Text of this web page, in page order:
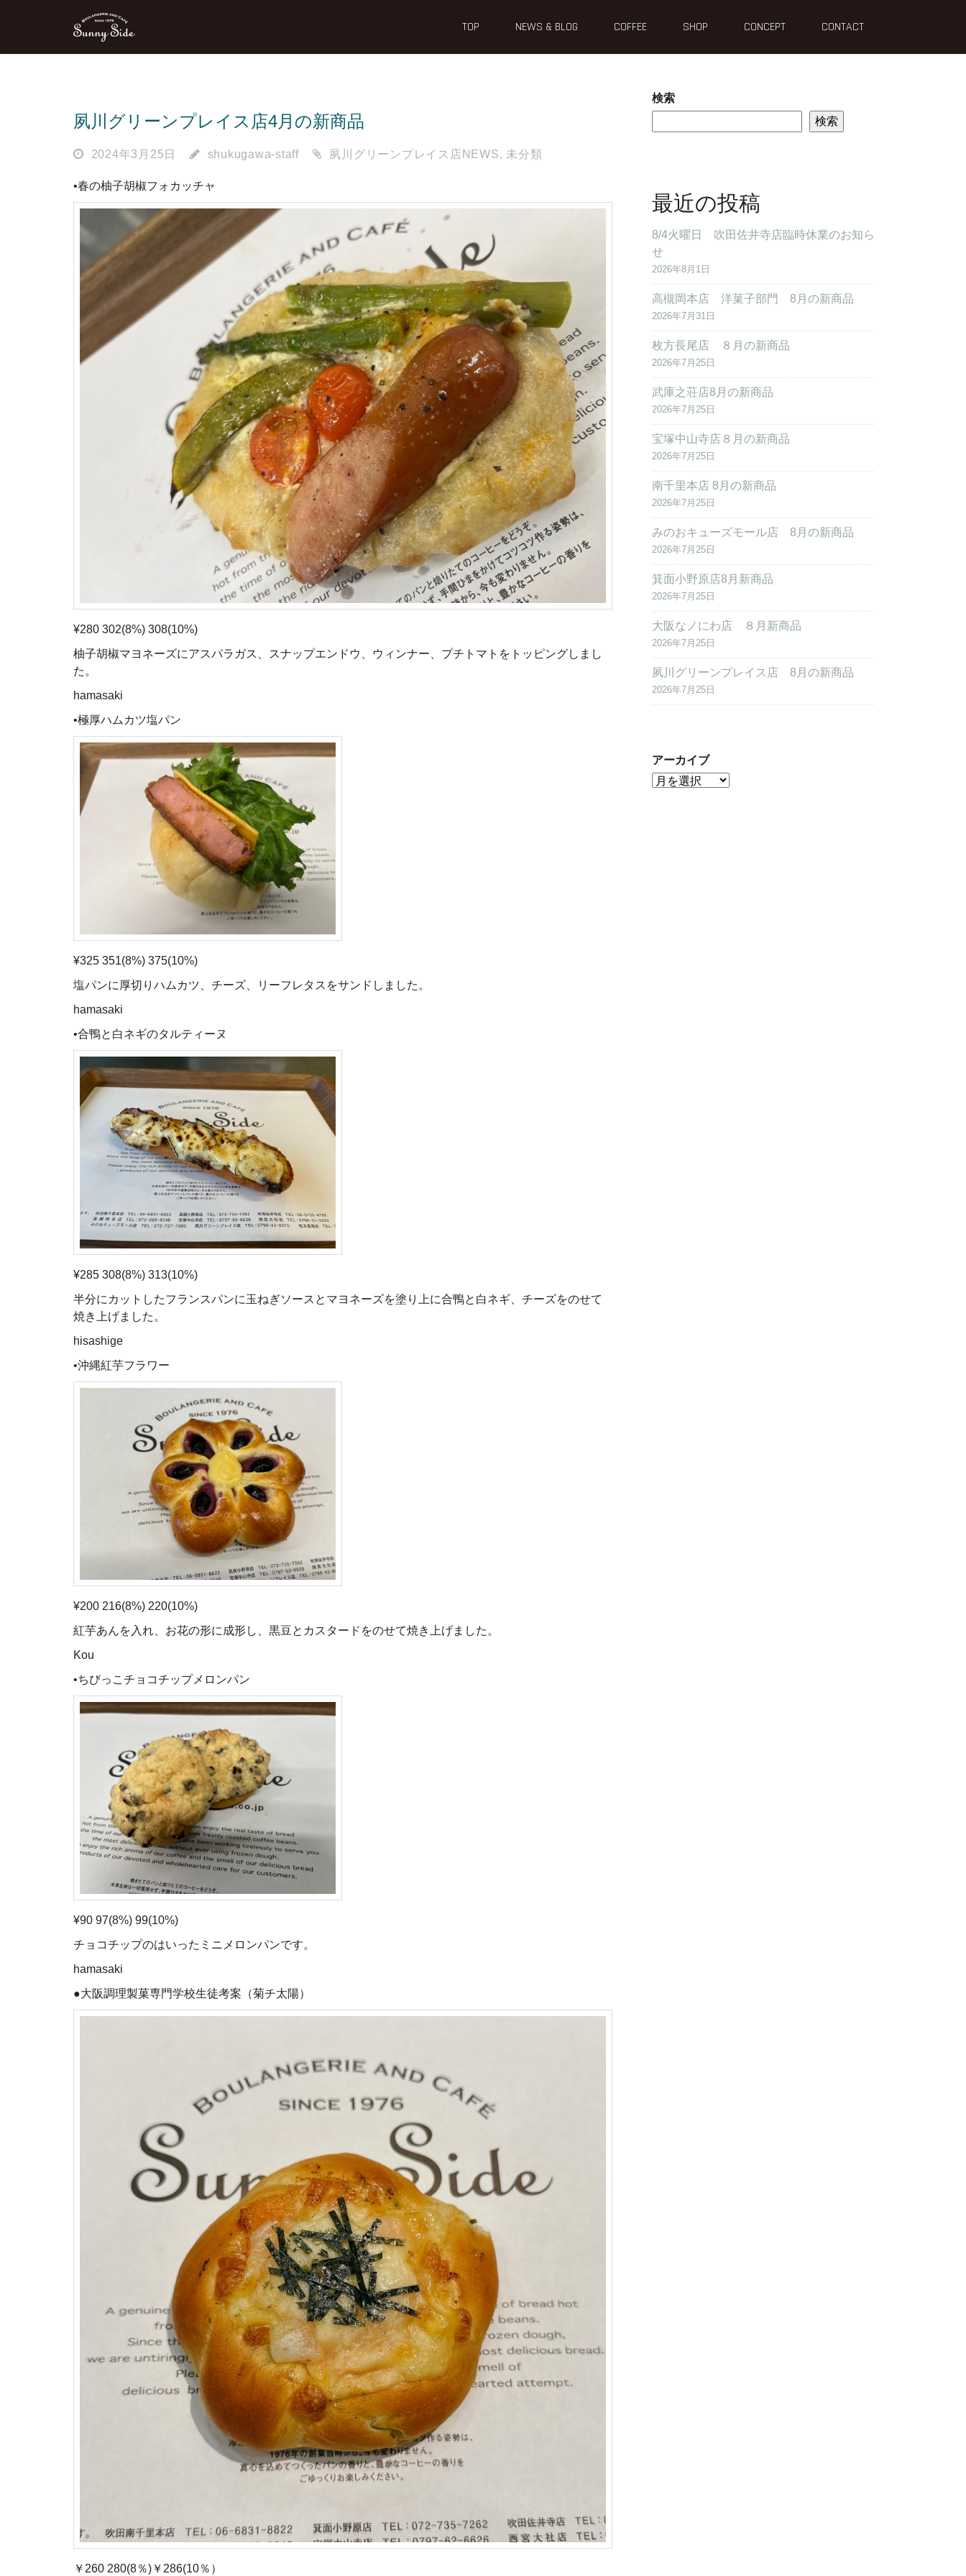
TOP NEWS & BLOG COFFEE SHOP CONCEPT CONTACT
夙川グリーンプレイス店4月の新商品
2024年3月25日 shukugawa-staff 夙川グリーンプレイス店NEWS, 未分類
•春の柚子胡椒フォカッチャ
¥280 302(8%) 308(10%)
柚子胡椒マヨネーズにアスパラガス、スナップエンドウ、ウィンナー、プチトマトをトッピングしまし
た。
hamasaki
•極厚ハムカツ塩パン
¥325 351(8%) 375(10%)
塩パンに厚切りハムカツ、チーズ、リーフレタスをサンドしました。
hamasaki
•合鴨と白ネギのタルティーヌ
¥285 308(8%) 313(10%)
半分にカットしたフランスパンに玉ねぎソースとマヨネーズを塗り上に合鴨と白ネギ、チーズをのせて
焼き上げました。
hisashige
•沖縄紅芋フラワー
¥200 216(8%) 220(10%)
紅芋あんを入れ、お花の形に成形し、黒豆とカスタードをのせて焼き上げました。
Kou
•ちびっこチョコチップメロンパン
¥90 97(8%) 99(10%)
チョコチップのはいったミニメロンパンです。
hamasaki
●大阪調理製菓専門学校生徒考案（菊チ太陽）
￥260 280(8％)￥286(10％）
検索
検索
最近の投稿
8/4火曜日 吹田佐井寺店臨時休業のお知ら
せ
2026年8月1日
高槻岡本店 洋菓子部門 8月の新商品
2026年7月31日
枚方長尾店 ８月の新商品
2026年7月25日
武庫之荘店8月の新商品
2026年7月25日
宝塚中山寺店８月の新商品
2026年7月25日
南千里本店 8月の新商品
2026年7月25日
みのおキューズモール店 8月の新商品
2026年7月25日
箕面小野原店8月新商品
2026年7月25日
大阪なノにわ店 ８月新商品
2026年7月25日
夙川グリーンプレイス店 8月の新商品
2026年7月25日
アーカイブ